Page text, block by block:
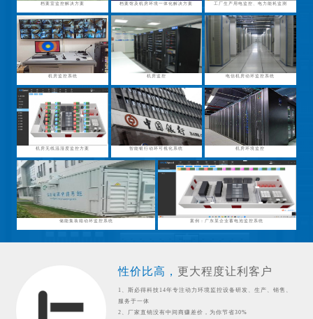
档案室监控解决方案 档案馆及机房环境一体化解决方案 工厂生产用电监控、电力能耗监测
机房监控系统 机房监控 电信机房动环监控系统
机房无线温湿度监控方案 智能银行动环可视化系统 机房环境监控
储能集装箱动环监控系统 案例：广东某企业蓄电池监控系统
性价比高， 更大程度让利客户
1、斯必得科技14年专注动力环境监控设备研发、生产、销售、
服务于一体
2、厂家直销没有中间商赚差价，为你节省30%